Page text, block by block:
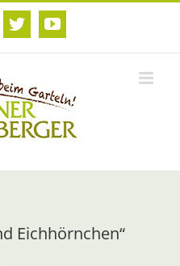
TwitterYouTube
Eichhörnchen“